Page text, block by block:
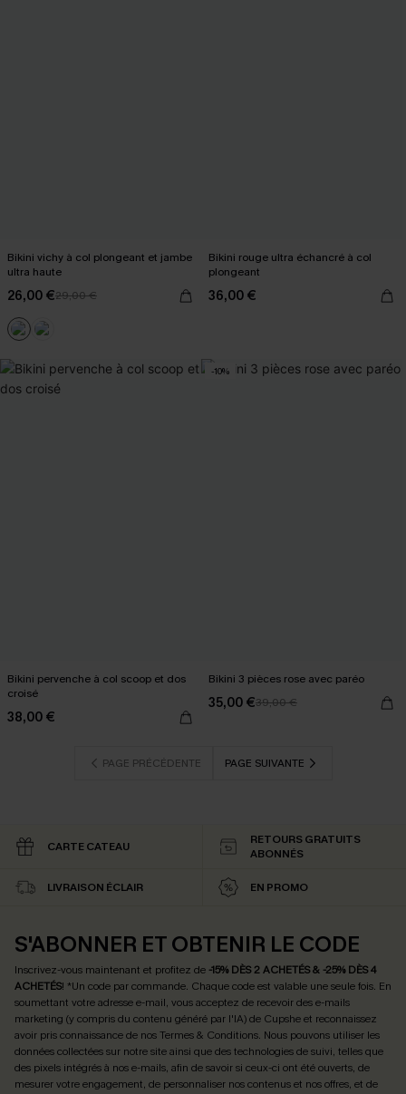
Bikini vichy à col plongeant et jambe
ultra haute
26,00 €29,00 €
Bikini rouge ultra échancré à col
plongeant
36,00 €
Bikini pervenche à col scoop et dos
croisé
38,00 €
-10%
Bikini 3 pièces rose avec paréo
35,00 €39,00 €
PAGE PRÉCÉDENTE PAGE SUIVANTE
CARTE CATEAU
RETOURS GRATUITS
ABONNÉS
LIVRAISON ÉCLAIR EN PROMO
S'ABONNER ET OBTENIR LE CODE
Inscrivez-vous maintenant et profitez de -15% DÈS 2 ACHETÉS & -25% DÈS 4
ACHETÉS! *Un code par commande. Chaque code est valable une seule fois. En
soumettant votre adresse e-mail, vous acceptez de recevoir des e-mails
marketing (y compris du contenu généré par l'IA) de Cupshe et reconnaissez
avoir pris connaissance de nosTermes & Conditions. Nous pouvons utiliser les
données collectées sur notre site ainsi que des technologies de suivi, telles que
des pixels intégrés à nos e-mails, afin de savoir si ceux-ci ont été ouverts, de
mesurer votre engagement, de personnaliser nos contenus et nos offres, et de